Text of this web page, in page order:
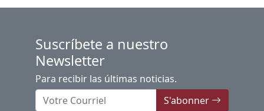
Suscríbete a nuestro
Newsletter
Para recibir las últimas noticias.
S'abonner